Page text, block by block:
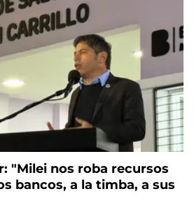
"Milei nos roba recursos
bancos, a la timba, a sus